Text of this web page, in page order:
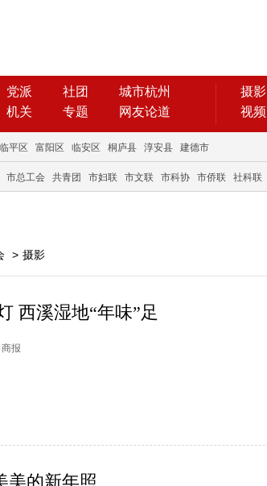
党派 社团
城市杭州
机关
专题 网友论道
摄影
视频
临平区 富阳区 临安区 桐庐县 淳安县 建德市
市总工会 共青团 市妇联 市文联 市科协 市侨联 社科联
> 摄影
西溪湿地“年味”足
报
美的新年照